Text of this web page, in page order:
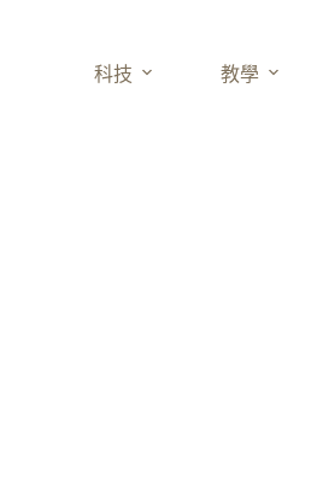
科技 教學